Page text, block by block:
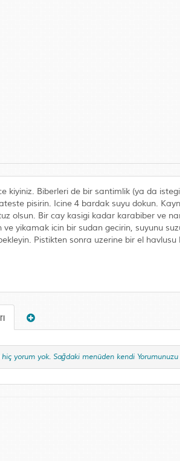
kiyiniz. Biberleri de bir santimlik (ya da
pisirin. Icine 4 bardak suyu dokun.
olsun. Bir cay kasigi kadar karabiber ve
yikamak icin bir sudan gecirin, suyunu
Pistikten sonra uzerine bir el
yorum yok. Sağdaki menüden kendi